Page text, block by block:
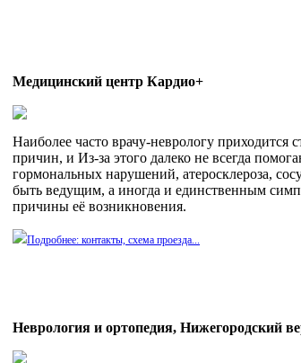
Медицинский центр Кардио+
Наиболее часто врачу-неврологу
причин, и Из-за этого далеко не всегда
гормональных нарушений, атеросклероза,
быть ведущим, а иногда и единственным
причины её возникновения.
Подробнее: контакты, схема проезда...
Неврология и ортопедия, Нижегородский